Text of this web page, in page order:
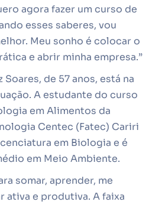
agora fazer um curso de
esses saberes, vou
Meu sonho é colocar o
e abrir minha empresa.”
de 57 anos, está na
A estudante do curso
em Alimentos da
Centec (Fatec) Cariri
em Biologia e é
em Meio Ambiente.
somar, aprender, me
ativa e produtiva. A faixa